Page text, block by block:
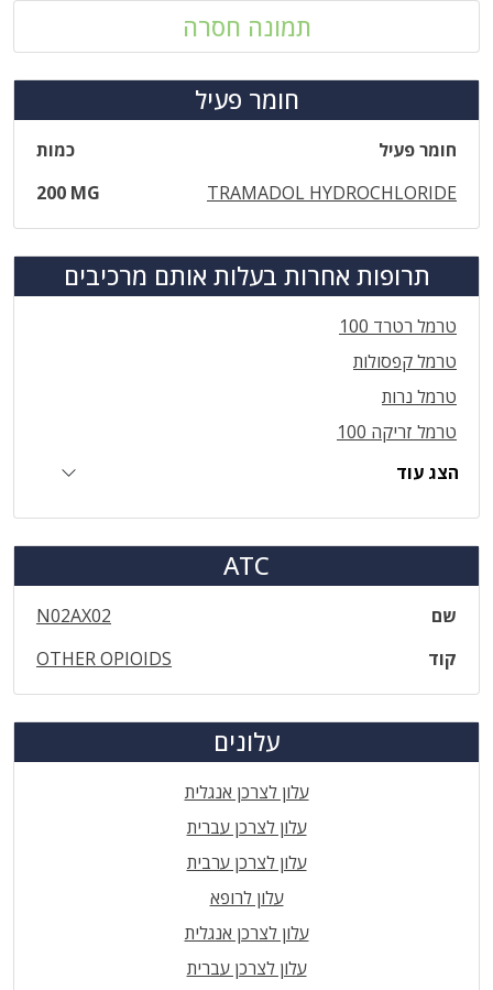
תמונה חסרה
חומר פעיל
חומר פעיל
כמות
TRAMADOL HYDROCHLORIDE
200 MG
תרופות אחרות בעלות אותם מרכיבים
טרמל רטרד 100
טרמל קפסולות
טרמל נרות
טרמל זריקה 100
הצג עוד
ATC
שם
N02AX02
קוד
OTHER OPIOIDS
עלונים
עלון לצרכן אנגלית
עלון לצרכן עברית
עלון לצרכן ערבית
עלון לרופא
עלון לצרכן אנגלית
עלון לצרכן עברית